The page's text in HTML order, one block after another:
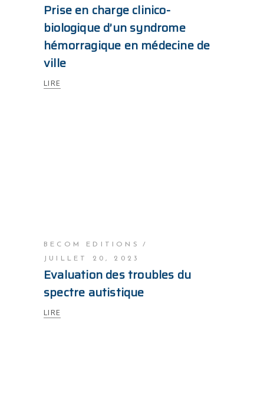
Prise en charge clinico-
biologique d’un syndrome
hémorragique en médecine de
ville
LIRE
BECOM EDITIONS
JUILLET 20, 2023
Evaluation des troubles du
spectre autistique
LIRE